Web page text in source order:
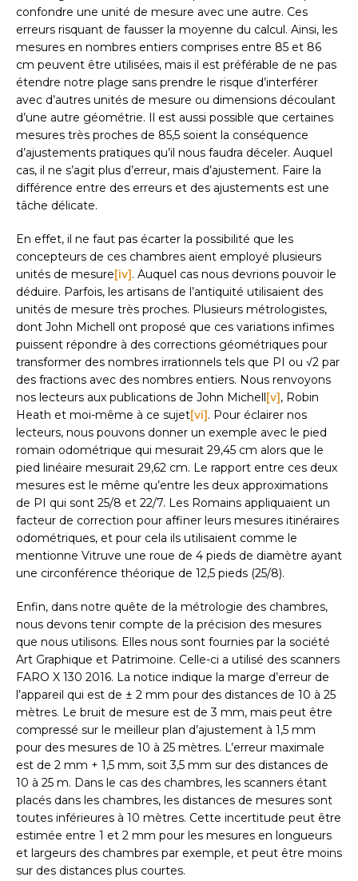
confondre une unité de mesure avec une autre. Ces
erreurs risquant de fausser la moyenne du calcul. Ainsi, les
mesures en nombres entiers comprises entre 85 et 86
cm peuvent être utilisées, mais il est préférable de ne pas
étendre notre plage sans prendre le risque d’interférer
avec d’autres unités de mesure ou dimensions découlant
d’une autre géométrie. Il est aussi possible que certaines
mesures très proches de 85,5 soient la conséquence
d’ajustements pratiques qu’il nous faudra déceler. Auquel
cas, il ne s’agit plus d’erreur, mais d’ajustement. Faire la
différence entre des erreurs et des ajustements est une
tâche délicate.
En effet, il ne faut pas écarter la possibilité que les
concepteurs de ces chambres aient employé plusieurs
unités de mesure[iv]. Auquel cas nous devrions pouvoir le
déduire. Parfois, les artisans de l’antiquité utilisaient des
unités de mesure très proches. Plusieurs métrologistes,
dont John Michell ont proposé que ces variations infimes
puissent répondre à des corrections géométriques pour
transformer des nombres irrationnels tels que PI ou √2 par
des fractions avec des nombres entiers. Nous renvoyons
nos lecteurs aux publications de John Michell[v], Robin
Heath et moi-même à ce sujet[vi]. Pour éclairer nos
lecteurs, nous pouvons donner un exemple avec le pied
romain odométrique qui mesurait 29,45 cm alors que le
pied linéaire mesurait 29,62 cm. Le rapport entre ces deux
mesures est le même qu’entre les deux approximations
de PI qui sont 25/8 et 22/7. Les Romains appliquaient un
facteur de correction pour affiner leurs mesures itinéraires
odométriques, et pour cela ils utilisaient comme le
mentionne Vitruve une roue de 4 pieds de diamètre ayant
une circonférence théorique de 12,5 pieds (25/8).
Enfin, dans notre quête de la métrologie des chambres,
nous devons tenir compte de la précision des mesures
que nous utilisons. Elles nous sont fournies par la société
Art Graphique et Patrimoine. Celle-ci a utilisé des scanners
FARO X 130 2016. La notice indique la marge d’erreur de
l’appareil qui est de ± 2 mm pour des distances de 10 à 25
mètres. Le bruit de mesure est de 3 mm, mais peut être
compressé sur le meilleur plan d’ajustement à 1,5 mm
pour des mesures de 10 à 25 mètres. L’erreur maximale
est de 2 mm + 1,5 mm, soit 3,5 mm sur des distances de
10 à 25 m. Dans le cas des chambres, les scanners étant
placés dans les chambres, les distances de mesures sont
toutes inférieures à 10 mètres. Cette incertitude peut être
estimée entre 1 et 2 mm pour les mesures en longueurs
et largeurs des chambres par exemple, et peut être moins
sur des distances plus courtes.